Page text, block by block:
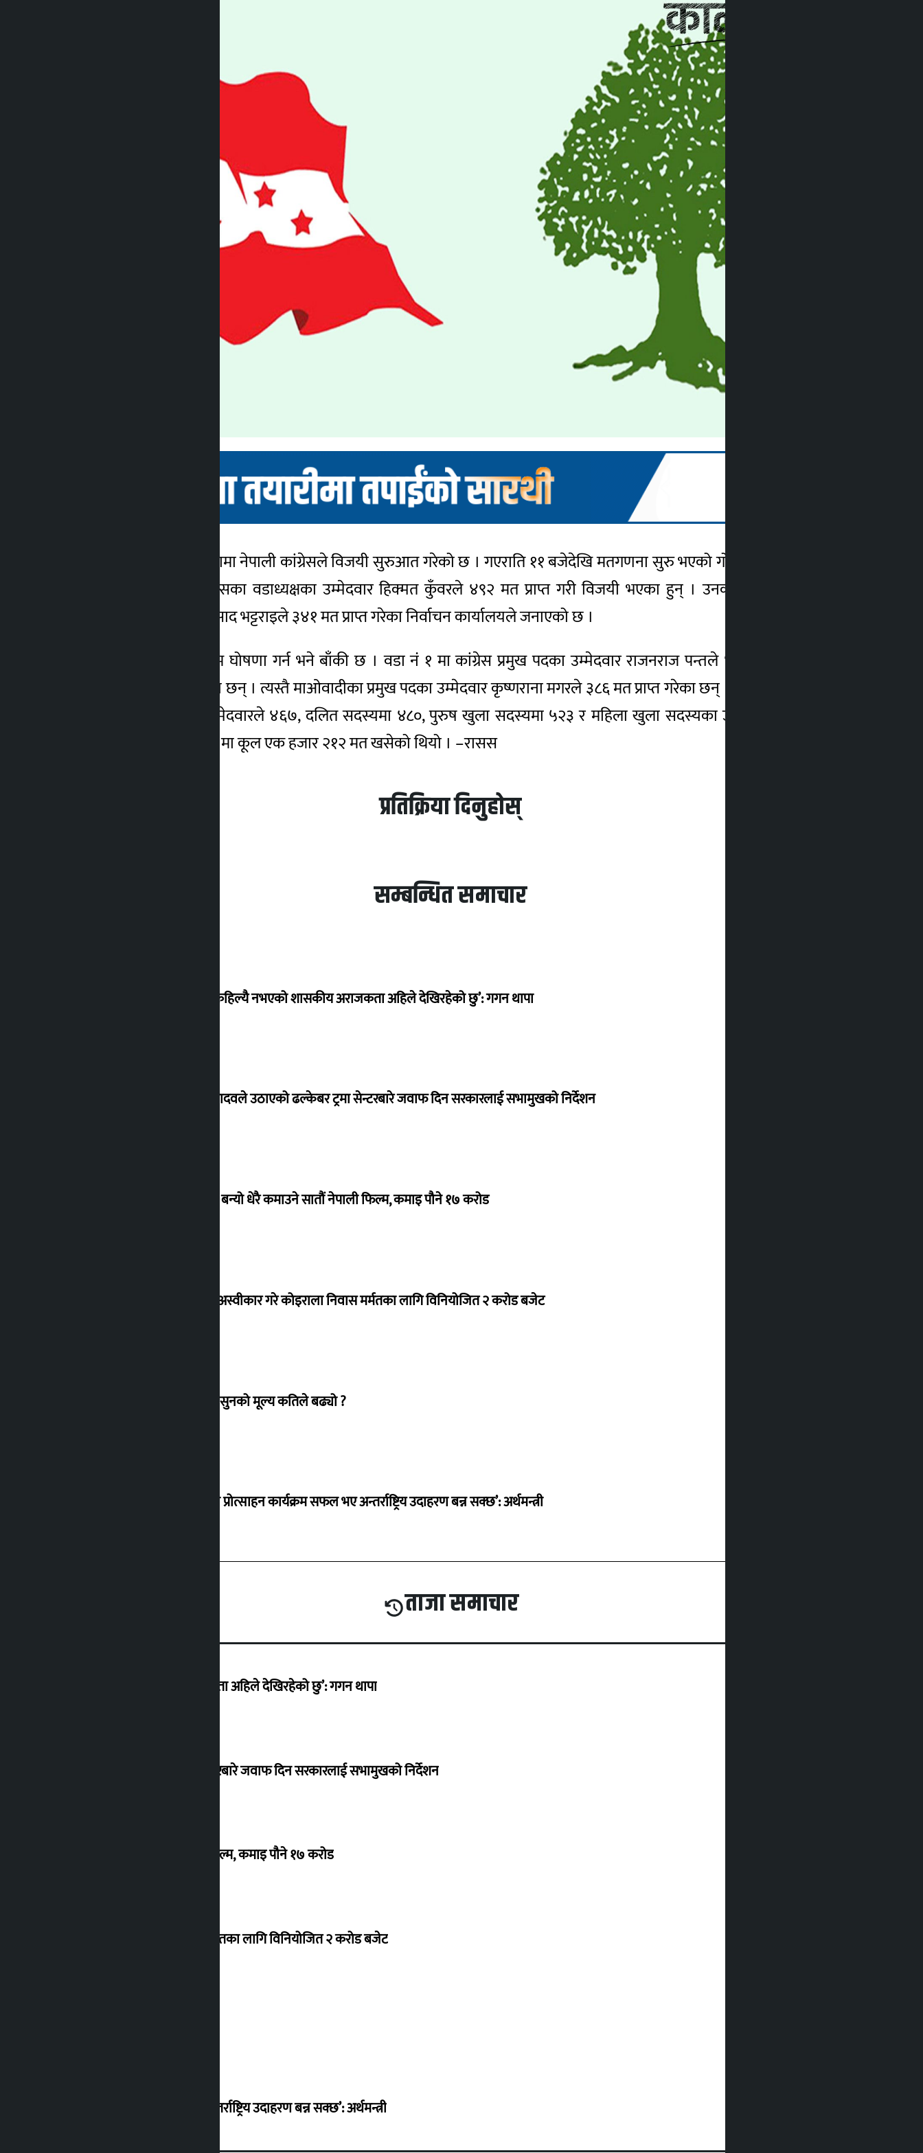
गोरखा । गोरखा नगरपालिकामा नेपाली कांग्रेसले विजयी सुरुआत गरेको छ । गएराति ११ बजेदेखि मतगणना सुरु भएको गोरखा १ मा कांग्रेसको प्यानल
नै विजयी भएको हो । कांग्रेसका वडाध्यक्षका उम्मेदवार हिक्मत कुँवरले ४९२ मत प्राप्त गरी विजयी भएका हुन् । उनका निकतम प्रतिद्वन्द्वी नेकपा
माओवादी केन्द्रका गोविन्दप्रसाद भट्टराइले ३४१ मत प्राप्त गरेका निर्वाचन कार्यालयले जनाएको छ ।
मतगणनाको अन्तिम परिणाम घोषणा गर्न भने बाँकी छ । वडा नं १ मा कांग्रेस प्रमुख पदका उम्मेदवार राजनराज पन्तले ४८३ र उपप्रमुख मसलीमाया
थोकरले ४९५ मत प्राप्त गरेका छन् । त्यस्तै माओवादीका प्रमुख पदका उम्मेदवार कृष्णराना मगरले ३८६ मत प्राप्त गरेका छन् । मतपरिणामअनुसार विजयी
कांग्रेस महिला सदस्यका उम्मेदवारले ४६७, दलित सदस्यमा ४८०, पुरुष खुला सदस्यमा ५२३ र महिला खुला सदस्यका उम्मेदवारले ५१४ मत ल्याएर
विजयी भएका हुन् । वडा नं १ मा कूल एक हजार २१२ मत खसेको थियो । –रासस
प्रतिक्रिया दिनुहोस्
सम्बन्धित समाचार
‘देशमा कहिल्यै नभएको शासकीय अराजकता अहिले देखिरहेको छु’: गगन थापा
सांसद यादवले उठाएको ढल्केबर ट्रमा सेन्टरबारे जवाफ दिन सरकारलाई सभामुखको निर्देशन
‘गौंथली’ बन्यो धेरै कमाउने सातौं नेपाली फिल्म, कमाइ पौने १७ करोड
शेखरले अस्वीकार गरे कोइराला निवास मर्मतका लागि विनियोजित २ करोड बजेट
शुक्रबार सुनको मूल्य कतिले बढ्यो ?
‘करदाता प्रोत्साहन कार्यक्रम सफल भए अन्तर्राष्ट्रिय उदाहरण बन्न सक्छ’: अर्थमन्त्री
ताजा समाचार
‘देशमा कहिल्यै नभएको शासकीय अराजकता अहिले देखिरहेको छु’: गगन थापा
सांसद यादवले उठाएको ढल्केबर ट्रमा सेन्टरबारे जवाफ दिन सरकारलाई सभामुखको निर्देशन
‘गौंथली’ बन्यो धेरै कमाउने सातौं नेपाली फिल्म, कमाइ पौने १७ करोड
शेखरले अस्वीकार गरे कोइराला निवास मर्मतका लागि विनियोजित २ करोड बजेट
‘करदाता प्रोत्साहन कार्यक्रम सफल भए अन्तर्राष्ट्रिय उदाहरण बन्न सक्छ’: अर्थमन्त्री